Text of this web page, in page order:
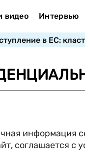
видео Интервью
в ЕС:
информация
соглашается